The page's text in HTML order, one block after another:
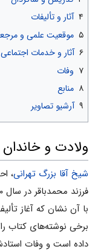
۴ آثار و تألیفات
۵ موقعیت علمی و
۶ آثار و خدمات اجتماعی
۷ وفات
۸ منابع
۹ آرشیو تصاویر
ولادت و خاندان
شیخ آقا بزرگ تهرانی،
فرزند محمدباقر در سال ۱۲۰۰ یا ۱۲۰۲ قمری در شهر
با آن نشان که آغاز
برخی نوشته‌های کتاب